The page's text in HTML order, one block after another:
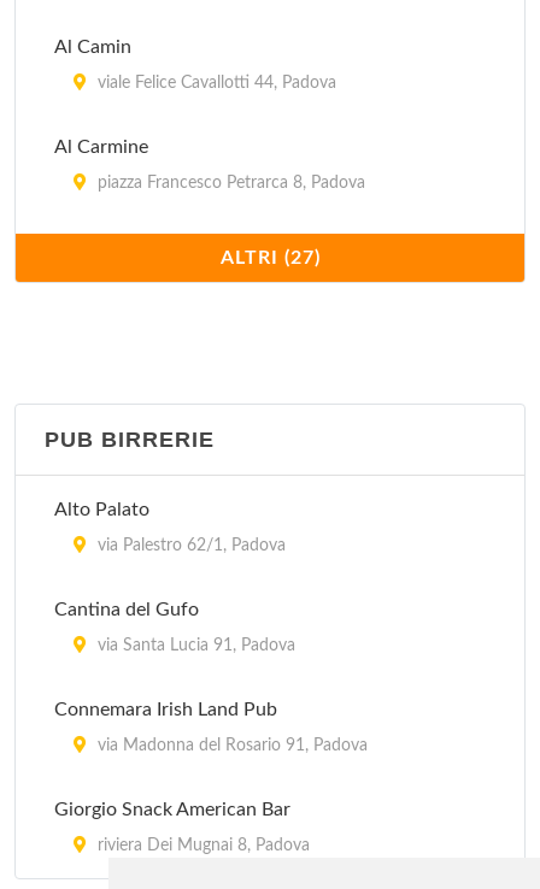
Al Camin
viale Felice Cavallotti 44, Padova
Al Carmine
piazza Francesco Petrarca 8, Padova
via Egidio Forcellini 172, Padova
Al Santo
Al Saraceno
Al Tamiso
359, Borgoricco
via Palestro 62/1, Padova
ALTRI (27)
PUB BIRRERIE
Alto Palato
via Palestro 62/1, Padova
Cantina del Gufo
via Santa Lucia 91, Padova
Connemara Irish Land Pub
via Madonna del Rosario 91, Padova
Giorgio Snack American Bar
riviera Dei Mugnai 8, Padova